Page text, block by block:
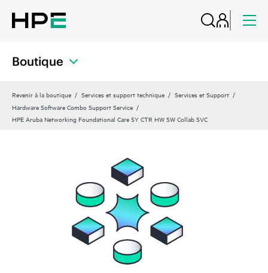
Boutique
Revenir à la boutique Services et support technique
Services et Support
Hardware Software Combo Support Service
HPE Aruba Networking Foundational Care 5Y CTR HW SW Collab SVC